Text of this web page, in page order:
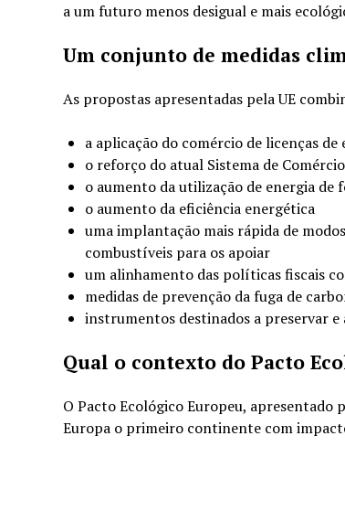
a um futuro menos desigual e mais
Um conjunto de medidas
As propostas apresentadas pela UE
a aplicação do comércio de licenças
o reforço do atual Sistema de
o aumento da utilização de energia de
o aumento da eficiência energética
uma implantação mais rápida de
combustíveis para os apoiar
um alinhamento das políticas fiscais
medidas de prevenção da fuga de
instrumentos destinados a preservar e
Qual o contexto do Pacto
O Pacto Ecológico Europeu, apresentado
Europa o primeiro continente com